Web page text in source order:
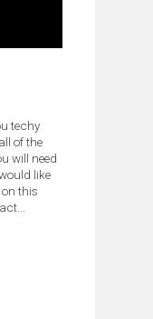
techy
of the
will need
like
on this